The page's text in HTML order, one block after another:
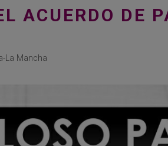
ACUERDO DE
La Mancha